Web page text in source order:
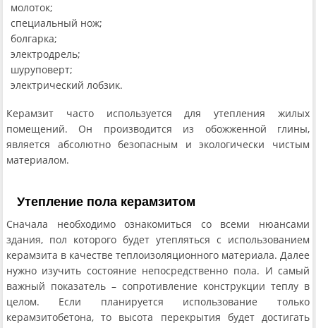
молоток;
специальный нож;
болгарка;
электродрель;
шуруповерт;
электрический лобзик.
Керамзит часто используется для утепления жилых
помещений. Он производится из обожженной глины,
является абсолютно безопасным и экологически чистым
материалом.
Утепление пола керамзитом
Сначала необходимо ознакомиться со всеми нюансами
здания, пол которого будет утепляться с использованием
керамзита в качестве теплоизоляционного материала. Далее
нужно изучить состояние непосредственно пола. И самый
важный показатель – сопротивление конструкции теплу в
целом. Если планируется использование только
керамзитобетона, то высота перекрытия будет достигать